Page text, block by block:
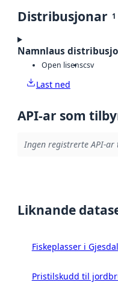
Distribusjonar 1
Namnlaus
Open lisenscsv
Last ned
API-ar som
Ingen registrerte API-
Liknande
Fiskeplasser i
Pristilskudd til